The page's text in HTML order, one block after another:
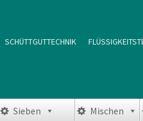
SCHÜTTGUTTECHNIK
Sieben Mischen